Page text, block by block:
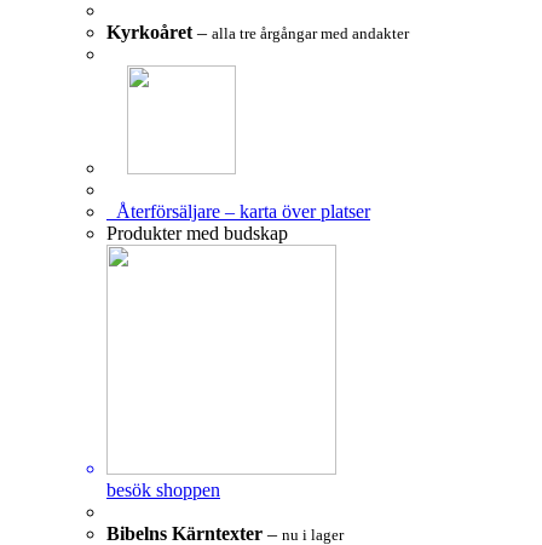
Kyrkoåret – alla tre årgångar med andakter
Återförsäljare – karta över platser
Produkter med budskap
besök shoppen
Bibelns Kärntexter – nu i lager